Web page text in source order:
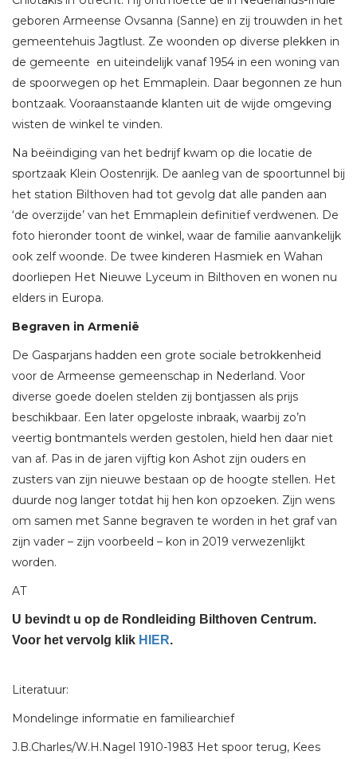
geboren Armeense Ovsanna (Sanne) en zij trouwden in het
gemeentehuis Jagtlust. Ze woonden op diverse plekken in
de gemeente en uiteindelijk vanaf 1954 in een woning van
de spoorwegen op het Emmaplein. Daar begonnen ze hun
bontzaak. Vooraanstaande klanten uit de wijde omgeving
wisten de winkel te vinden.
Na beëindiging van het bedrijf kwam op die locatie de
sportzaak Klein Oostenrijk. De aanleg van de spoortunnel bij
het station Bilthoven had tot gevolg dat alle panden aan
‘de overzijde’ van het Emmaplein definitief verdwenen. De
foto hieronder toont de winkel, waar de familie aanvankelijk
ook zelf woonde. De twee kinderen Hasmiek en Wahan
doorliepen Het Nieuwe Lyceum in Bilthoven en wonen nu
elders in Europa.
Begraven in Armenië
De Gasparjans hadden een grote sociale betrokkenheid
voor de Armeense gemeenschap in Nederland. Voor
diverse goede doelen stelden zij bontjassen als prijs
beschikbaar. Een later opgeloste inbraak, waarbij zo’n
veertig bontmantels werden gestolen, hield hen daar niet
van af. Pas in de jaren vijftig kon Ashot zijn ouders en
zusters van zijn nieuwe bestaan op de hoogte stellen. Het
duurde nog langer totdat hij hen kon opzoeken. Zijn wens
om samen met Sanne begraven te worden in het graf van
zijn vader – zijn voorbeeld – kon in 2019 verwezenlijkt
worden.
AT
U bevindt u op de Rondleiding Bilthoven Centrum.
Voor het vervolg klik HIER.
Literatuur:
Mondelinge informatie en familiearchief
J.B.Charles/W.H.Nagel 1910-1983 Het spoor terug, Kees